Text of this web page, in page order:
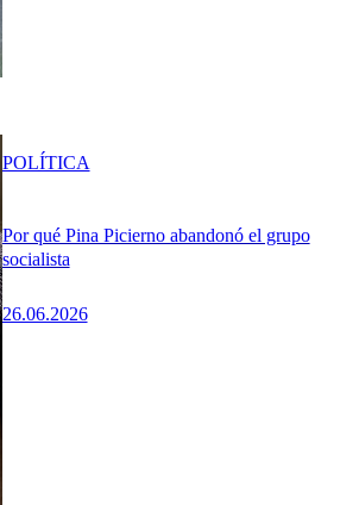
Por qué Pina Picierno abandonó el grupo
socialista
26.06.2026
POLÍTICA